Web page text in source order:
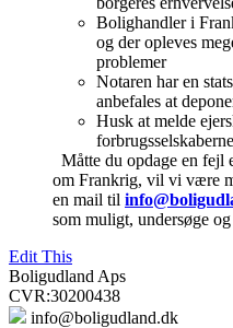
Bolighandler i
og der opleves
problemer
Notaren har en
anbefales at
Husk at melde
Måtte du opdage en fejl
om Frankrig, vil vi være
en mail til
som muligt, undersøge og
Edit This
Boligudland Aps
CVR:30200438
info@boligudland.dk